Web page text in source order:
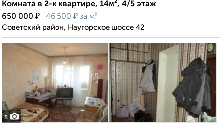
Комната в 2-к квартире, 14м², 4/5 этаж
650 000 ₽ 46 500 ₽ за м²
Советский район, Наугорское шоссе 42
8